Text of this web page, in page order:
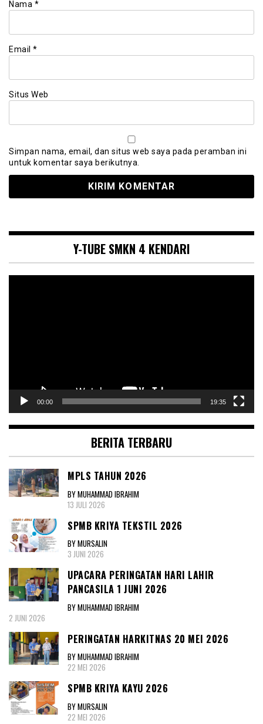
Nama *
Email *
Situs Web
Simpan nama, email, dan situs web saya pada peramban ini
untuk komentar saya berikutnya.
Y-TUBE SMKN 4 KENDARI
00:00 19:35
BERITA TERBARU
MPLS TAHUN 2026
BY MUHAMMAD IBRAHIM
13 JULI 2026
SPMB KRIYA TEKSTIL 2026
BY MURSALIN
3 JUNI 2026
UPACARA PERINGATAN HARI LAHIR
PANCASILA 1 JUNI 2026
BY MUHAMMAD IBRAHIM
2 JUNI 2026
PERINGATAN HARKITNAS 20 MEI 2026
BY MUHAMMAD IBRAHIM
22 MEI 2026
SPMB KRIYA KAYU 2026
BY MURSALIN
22 MEI 2026